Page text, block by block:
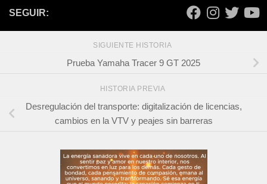
SEGUIR:
SIGUIENTE HISTORIA
Prueba Yamaha Tracer 9 GT 2025
HISTORIA PREVIA
Desregulación del transporte: digitalización de licencias,
cambios en la VTV y peajes sin barreras